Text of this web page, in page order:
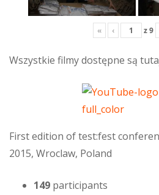
« ‹ z9
Wszystkie filmy dostępne są
First edition of test:fest
2015, Wroclaw, Poland
149 participants